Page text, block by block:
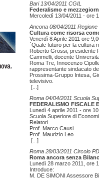
Bari 13/04/2011 CGIL
Federalismo e
Mercoledì 13/04/2011 - ore
Ancona 08/04/2011
Cultura come risorsa
Venerdì 8 Aprile 2011 ore
´Quale futuro per la cultura
Roberto Grossi, presidente
Cammelli, docente
Roma Tre, Innocenzo
rappresentante sindacato
Prossima-Gruppo Intesa,
televisivo.
[...]
Roma 04/04/2011 Scuola
FEDERALISMO FISCALE
Lunedì 4 aprile 2011 - ore
Scuola Superiore di
Relatori
Prof. Marco Causi
Prof. Maurizio Leo
[...]
Roma 28/03/2011 Circolo
Roma ancora senza
Lunedì 28 marzo 2011, ore
Introduce:
M. DE SIMONI Assessore